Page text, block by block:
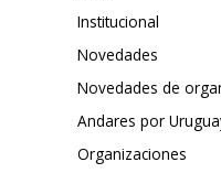
Institucional
Novedades
Novedades de
Andares por
Organizaciones